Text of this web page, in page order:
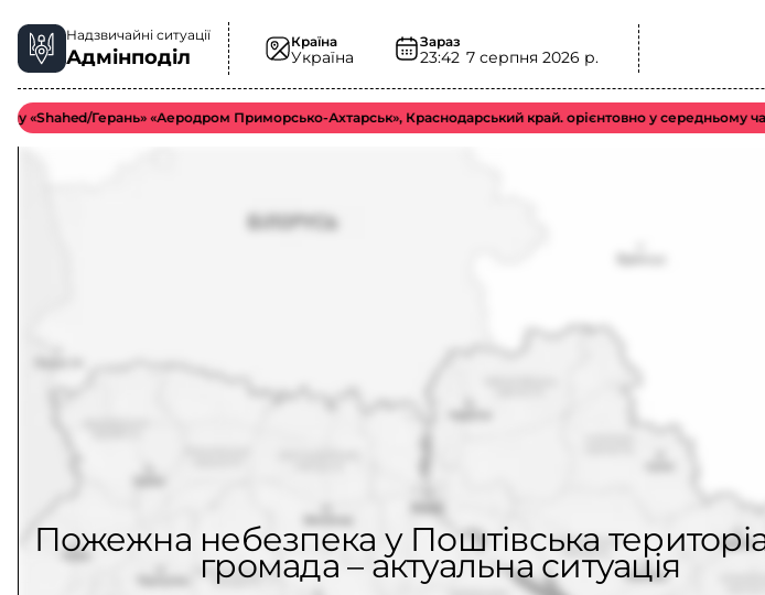
Надзвичайні ситуації
Адмінподіл
Країна
Україна
Зараз
23:42 7 серпня 2026 р.
Герань» «Аеродром Приморсько-Ахтарськ», Краснодарський край. орієнтовно у середньому
Пожежна небезпека у Поштівська
громада – актуальна ситуація